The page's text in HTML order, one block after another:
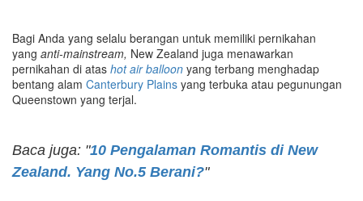
Bagi Anda yang selalu berangan untuk memiliki pernikahan
yang anti-mainstream, New Zealand juga menawarkan
pernikahan di atas hot air balloon yang terbang menghadap
bentang alam Canterbury Plains yang terbuka atau pegunungan
Queenstown yang terjal.
Baca juga: "10 Pengalaman Romantis di New
Zealand. Yang No.5 Berani?"